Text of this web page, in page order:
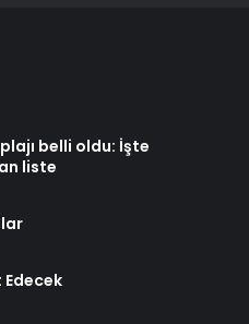
belli oldu: İşte
liste
Edecek